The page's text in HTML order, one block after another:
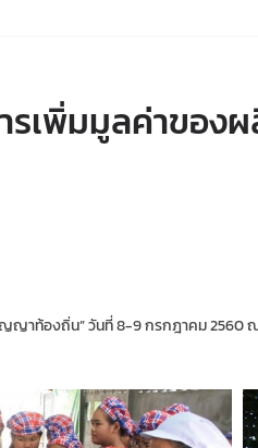
เพิ่มมูลค่าของ
ท้องถิ่น” วันที่ 8-9 กรกฎาคม 2560